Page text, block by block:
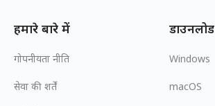
हमारे बारे में
गोपनीयता नीति
सेवा की शर्तें
डाउनलोड
Windows
macOS